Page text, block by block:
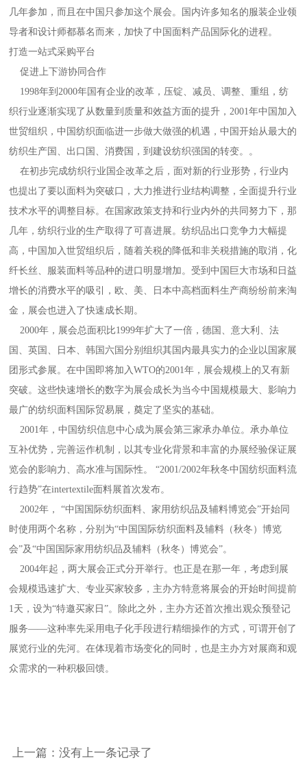
几年参加，而且在中国只参加这个展会。国内许多知名的服装企业领
导者和设计师都慕名而来，加快了中国面料产品国际化的进程。
打造一站式采购平台
促进上下游协同合作
1998年到2000年国有企业的改革，压锭、减员、调整、重组，纺
织行业逐渐实现了从数量到质量和效益方面的提升，2001年中国加入
世贸组织，中国纺织面临进一步做大做强的机遇，中国开始从最大的
纺织生产国、出口国、消费国，到建设纺织强国的转变。。
在初步完成纺织行业国企改革之后，面对新的行业形势，行业内
也提出了要以面料为突破口，大力推进行业结构调整，全面提升行业
技术水平的调整目标。在国家政策支持和行业内外的共同努力下，那
几年，纺织行业的生产取得了可喜进展。纺织品出口竞争力大幅提
高，中国加入世贸组织后，随着关税的降低和非关税措施的取消，化
纤长丝、服装面料等品种的进口明显增加。受到中国巨大市场和日益
增长的消费水平的吸引，欧、美、日本中高档面料生产商纷纷前来淘
金，展会也进入了快速成长期。
2000年，展会总面积比1999年扩大了一倍，德国、意大利、法
国、英国、日本、韩国六国分别组织其国内最具实力的企业以国家展
团形式参展。在中国即将加入WTO的2001年，展会规模上的又有新
突破。这些快速增长的数字为展会成长为当今中国规模最大、影响力
最广的纺织面料国际贸易展，奠定了坚实的基础。
2001年，中国纺织信息中心成为展会第三家承办单位。承办单位
互补优势，完善运作机制，以其专业化背景和丰富的办展经验保证展
览会的影响力、高水准与国际性。 “2001/2002年秋冬中国纺织面料流
行趋势”在intertextile面料展首次发布。
2002年， “中国国际纺织面料、家用纺织品及辅料博览会”开始同
时使用两个名称，分别为“中国国际纺织面料及辅料（秋冬）博览
会”及“中国国际家用纺织品及辅料（秋冬）博览会”。
2004年起，两大展会正式分开举行。也正是在那一年，考虑到展
会规模迅速扩大、专业买家较多，主办方特意将展会的开始时间提前
1天，设为“特邀买家日”。除此之外，主办方还首次推出观众预登记
服务——这种率先采用电子化手段进行精细操作的方式，可谓开创了
展览行业的先河。在体现着市场变化的同时，也是主办方对展商和观
众需求的一种积极回馈。
上一篇：没有上一条记录了